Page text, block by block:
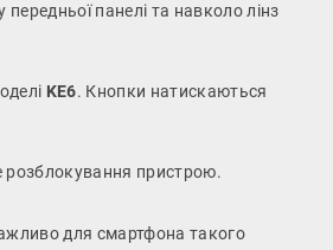
панелі та навколо лінз
KE6. Кнопки натискаються
розблокування пристрою.
для смартфона такого